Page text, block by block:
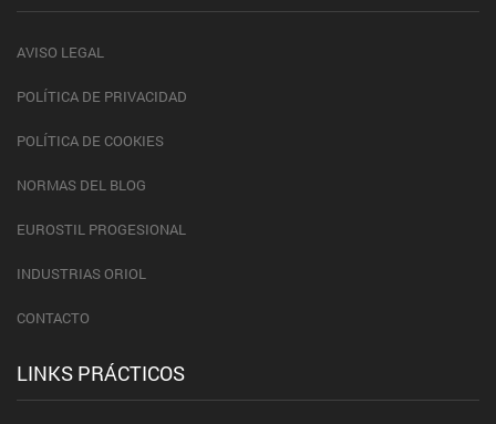
AVISO LEGAL
POLÍTICA DE PRIVACIDAD
POLÍTICA DE COOKIES
NORMAS DEL BLOG
EUROSTIL PROGESIONAL
INDUSTRIAS ORIOL
CONTACTO
LINKS PRÁCTICOS